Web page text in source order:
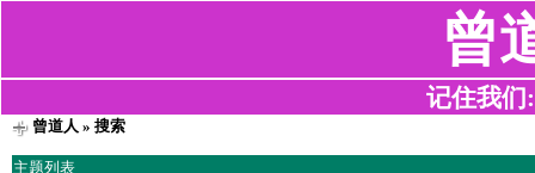
曾
记住我们
曾道人 » 搜索
主题列表